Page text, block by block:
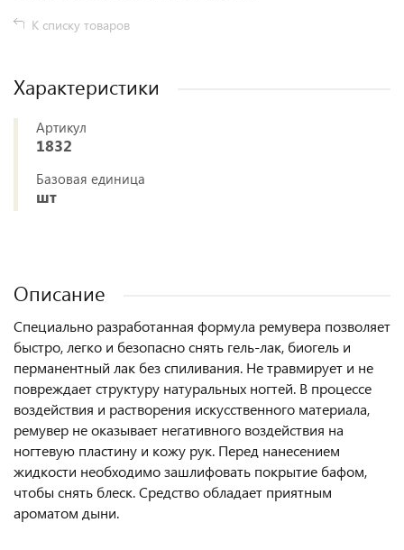
К списку товаров
Характеристики
Артикул
1832
Базовая единица
шт
Описание
Специально разработанная формула ремувера позволяет
быстро, легко и безопасно снять гель-лак, биогель и
перманентный лак без спиливания. Не травмирует и не
повреждает структуру натуральных ногтей. В процессе
воздействия и растворения искусственного материала,
ремувер не оказывает негативного воздействия на
ногтевую пластину и кожу рук. Перед нанесением
жидкости необходимо зашлифовать покрытие бафом,
чтобы снять блеск. Средство обладает приятным
ароматом дыни.